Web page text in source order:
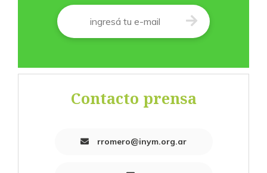
Correo
Contacto prensa
rromero@inym.org.ar